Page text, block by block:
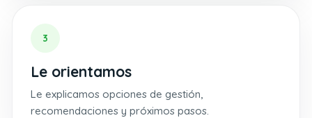
3
Le orientamos
Le explicamos opciones de gestión,
recomendaciones y próximos pasos.